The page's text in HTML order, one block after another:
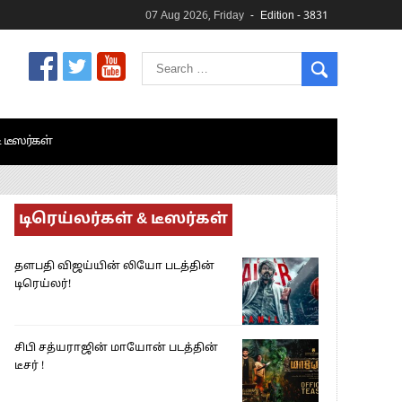
07 Aug 2026, Friday Edition - 3831
டீஸர்கள்
டிரெய்லர்கள் & டீஸர்கள்
தளபதி விஜய்யின் லியோ படத்தின்
டிரெய்லர்!
சிபி சத்யராஜின் மாயோன் படத்தின்
டீசர் !